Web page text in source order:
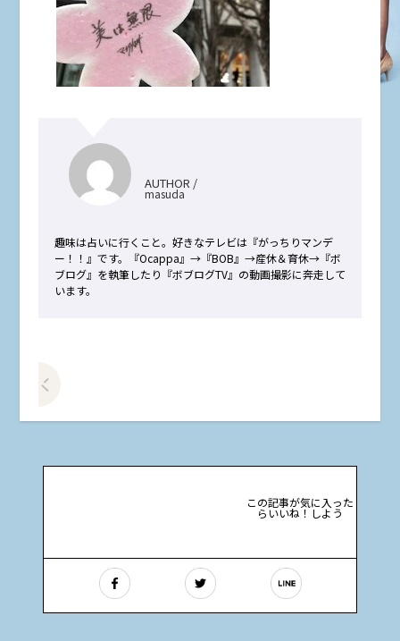
AUTHOR /
masuda
趣味は占いに行くこと。好きなテレビは『がっちりマンデ
ー！！』です。『Ocappa』→『BOB』→産休＆育休→『ボ
ブログ』を執筆したり『ボブログTV』の動画撮影に奔走して
います。
この記事が気に入った
らいいね！しよう